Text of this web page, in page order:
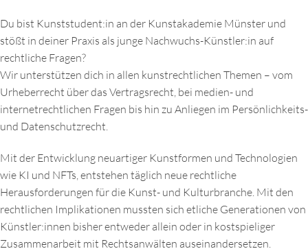
Du bist Kunststudent:in an der Kunstakademie Münster und
stößt in deiner Praxis als junge Nachwuchs-Künstler:in auf
rechtliche Fragen?
Wir unterstützen dich in allen kunstrechtlichen Themen – vom
Urheberrecht über das Vertragsrecht, bei medien- und
internetrechtlichen Fragen bis hin zu Anliegen im Persönlichkeits-
und Datenschutzrecht.
Mit der Entwicklung neuartiger Kunstformen und Technologien
wie KI und NFTs, entstehen täglich neue rechtliche
Herausforderungen für die Kunst- und Kulturbranche. Mit den
rechtlichen Implikationen mussten sich etliche Generationen von
Künstler:innen bisher entweder allein oder in kostspieliger
Zusammenarbeit mit Rechtsanwälten auseinandersetzen.